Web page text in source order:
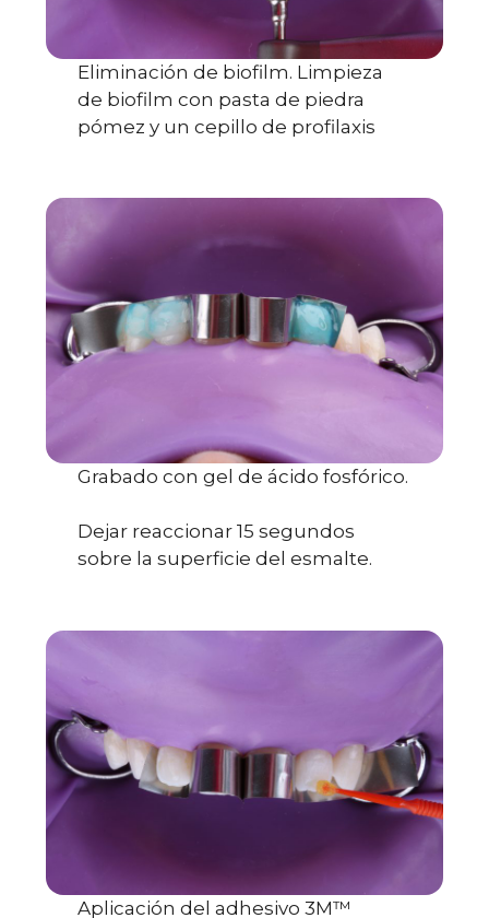
Eliminación de biofilm. Limpieza
de biofilm con pasta de piedra
pómez y un cepillo de profilaxis
Grabado con gel de ácido fosfórico.
Dejar reaccionar 15 segundos
sobre la superficie del esmalte.
Aplicación del adhesivo 3M™